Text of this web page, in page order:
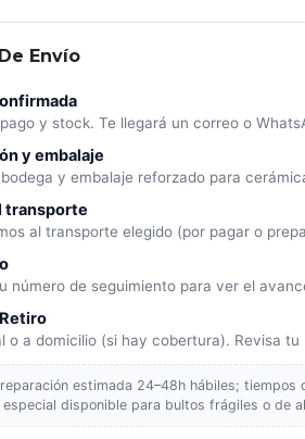
Envío
y stock. Te llegará un correo o
y embalaje
y embalaje reforzado para
transporte
al transporte elegido (por pagar o
número de seguimiento para ver el
o a domicilio (si hay cobertura). Revisa
estimada 24–48h hábiles;
especial disponible para bultos frágiles o de